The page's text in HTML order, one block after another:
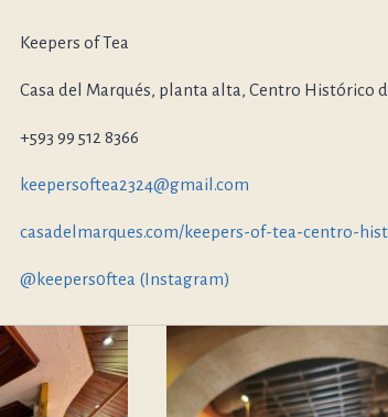
Keepers of Tea
Casa del Marqués, planta alta, Centro Histórico
+593 99 512 8366
keepersoftea2324@gmail.com
casadelmarques.com/keepers-of-tea-centro-
@keepers0ftea (Instagram)